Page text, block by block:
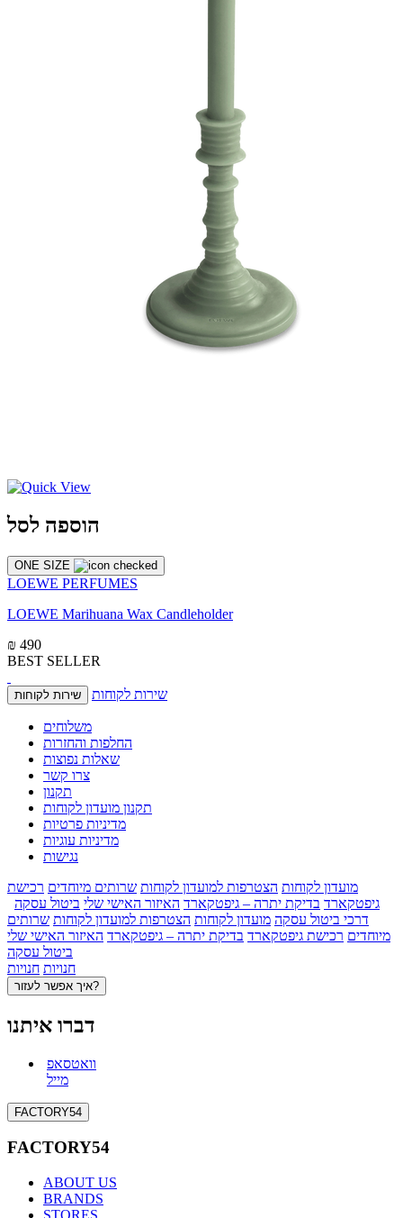
הוספה לסל
ONE SIZE
LOEWE PERFUMES
LOEWE Marihuana Wax Candleholder
₪ 490
BEST SELLER
שירות לקוחות שירות לקוחות
משלוחים
החלפות והחזרות
שאלות נפוצות
צרו קשר
תקנון
תקנון מועדון לקוחות
מדיניות פרטיות
מדיניות עוגיות
נגישות
מועדון לקוחות הצטרפות למועדון לקוחות שרותים מיוחדים רכישת
גיפטקארד בדיקת יתרה – גיפטקארד האיזור האישי שלי ביטול עסקה
דרכי ביטול עסקה מועדון לקוחות הצטרפות למועדון לקוחות שרותים
מיוחדים רכישת גיפטקארד בדיקת יתרה – גיפטקארד האיזור האישי שלי
ביטול עסקה
חנויות חנויות
איך אפשר לעזור?
דברו איתנו
וואטסאפ
מייל
FACTORY54
FACTORY54
ABOUT US
BRANDS